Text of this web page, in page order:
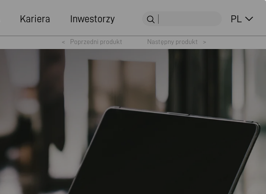
Kariera Inwestorzy PL
< Poprzedni produkt Następny produkt >